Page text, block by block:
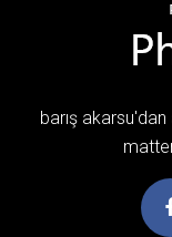
barış